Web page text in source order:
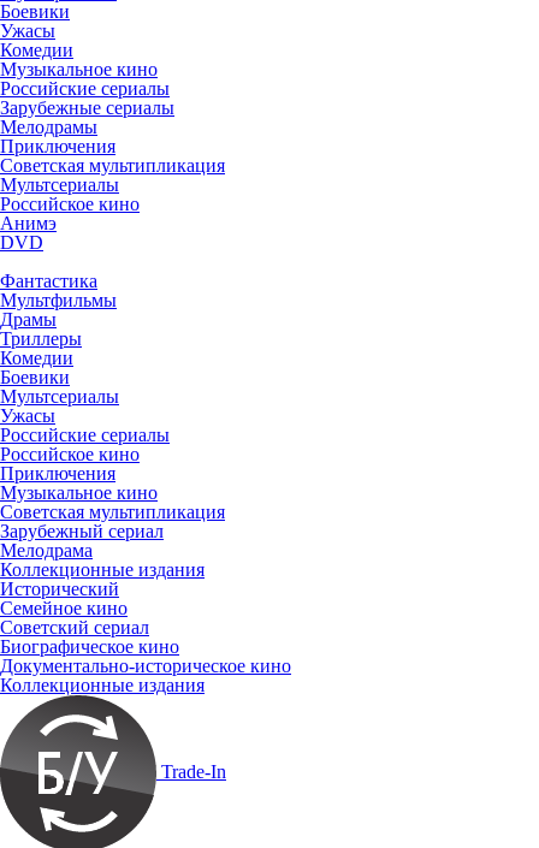
Боевики
Ужасы
Комедии
Музыкальное кино
Российские сериалы
Зарубежные сериалы
Мелодрамы
Приключения
Советская мультипликация
Мультсериалы
Российское кино
Анимэ
DVD
Фантастика
Мультфильмы
Драмы
Триллеры
Комедии
Боевики
Мультсериалы
Ужасы
Российские сериалы
Российское кино
Приключения
Музыкальное кино
Советская мультипликация
Зарубежный сериал
Мелодрама
Коллекционные издания
Исторический
Семейное кино
Советский сериал
Биографическое кино
Документально-историческое кино
Коллекционные издания
Trade-In